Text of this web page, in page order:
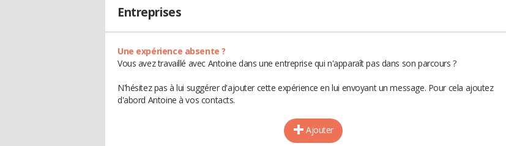
Entreprises
Une expérience absente ?
Vous avez travaillé avec Antoine dans une entreprise qui n'apparaît pas dans son parcours ?
N'hésitez pas à lui suggérer d'ajouter cette expérience en lui envoyant un message. Pour cela ajoutez
d'abord Antoine à vos contacts.
Ajouter